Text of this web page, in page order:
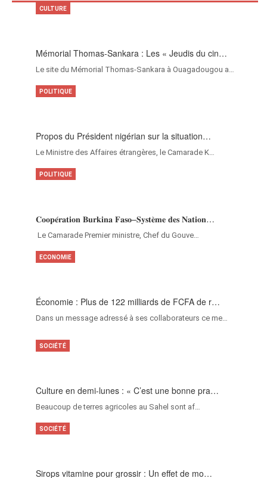
Mémorial Thomas-Sankara : Les « Jeudis du cin…
Le site du Mémorial Thomas-Sankara à Ouagadougou a…
CULTURE
Propos du Président nigérian sur la situation…
Le Ministre des Affaires étrangères, le Camarade K…
POLITIQUE
𝐂𝐨𝐨𝐩𝐞́𝐫𝐚𝐭𝐢𝐨𝐧 𝐁𝐮𝐫𝐤𝐢𝐧𝐚 𝐅𝐚𝐬𝐨–𝐒𝐲𝐬𝐭𝐞̀𝐦𝐞 𝐝𝐞𝐬 𝐍𝐚𝐭𝐢𝐨𝐧…
‎Le Camarade Premier ministre, Chef du Gouve…
POLITIQUE
Économie : Plus de 122 milliards de FCFA de r…
Dans un message adressé à ses collaborateurs ce me…
ECONOMIE
Culture en demi-lunes : « C’est une bonne pra…
Beaucoup de terres agricoles au Sahel sont af…
SOCIÉTÉ
Sirops vitamine pour grossir : Un effet de mo…
SOCIÉTÉ